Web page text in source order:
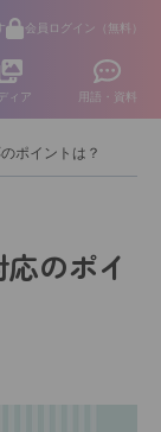
会員ログイン（無料）
ィア 用語・資料
ポイントは？
のポイ